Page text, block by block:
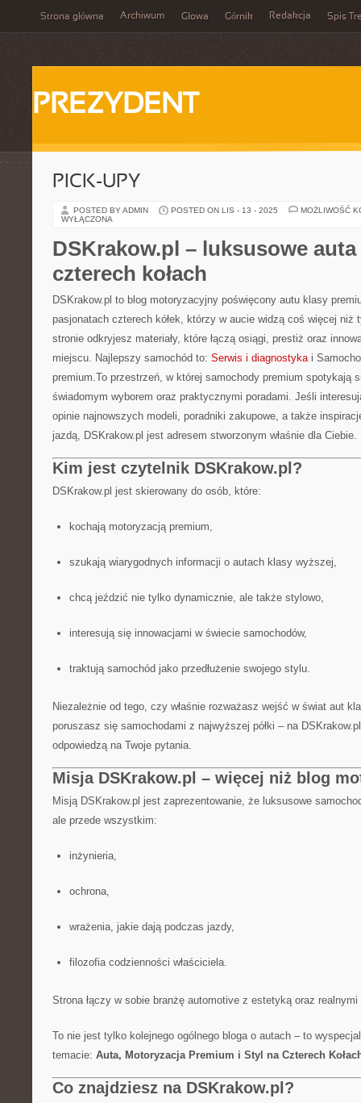
Strona główna Archiwum Głowa Górnik Redakcja Spis
PREZYDENT
PICK-UPY
POSTED BY ADMIN POSTED ON LIS - 13 - 2025
MOŻLIWOŚĆ
WYŁĄCZONA
DSKrakow.pl – luksusowe
czterech kołach
DSKrakow.pl to blog motoryzacyjny poświęcony autu klasy
pasjonatach czterech kółek, którzy w aucie widzą coś więcej niż
stronie odkryjesz materiały, które łączą osiągi, prestiż oraz
miejscu. Najlepszy samochód to: Serwis i diagnostykai
premium.To przestrzeń, w której samochody premium spotykają
świadomym wyborem oraz praktycznymi poradami. Jeśli
opinie najnowszych modeli, poradniki zakupowe, a także
jazdą, DSKrakow.pl jest adresem stworzonym właśnie dla Ciebie.
Kim jest czytelnik DSKrakow.pl?
DSKrakow.pl jest skierowany do osób, które:
kochają motoryzacją premium,
szukają wiarygodnych informacji o autach klasy wyższej,
chcą jeździć nie tylko dynamicznie, ale także stylowo,
interesują się innowacjami w świecie samochodów,
traktują samochód jako przedłużenie swojego stylu.
Niezależnie od tego, czy właśnie rozważasz wejść w świat aut
poruszasz się samochodami z najwyższej półki – na
odpowiedzą na Twoje pytania.
Misja DSKrakow.pl – więcej niż blog
Misją DSKrakow.pl jest zaprezentowanie, że luksusowe
ale przede wszystkim:
inżynieria,
ochrona,
wrażenia, jakie dają podczas jazdy,
filozofia codzienności właściciela.
Strona łączy w sobie branżę automotive z estetyką oraz
To nie jest tylko kolejnego ogólnego bloga o autach – to
temacie: Auta, Motoryzacja Premium i Styl na Czterech
Co znajdziesz na DSKrakow.pl?